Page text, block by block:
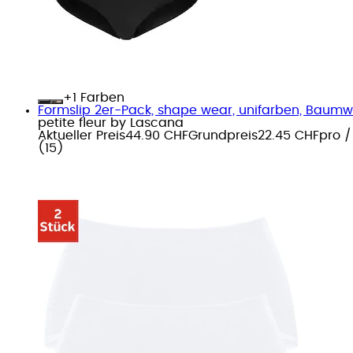
+
Farben
Formslip 2er-Pack, shape wear, unifarben,
petite fleur by Lascana
Aktueller Preis44.90 CHFGrundpreis22.45 CHFpro /
( 15 )